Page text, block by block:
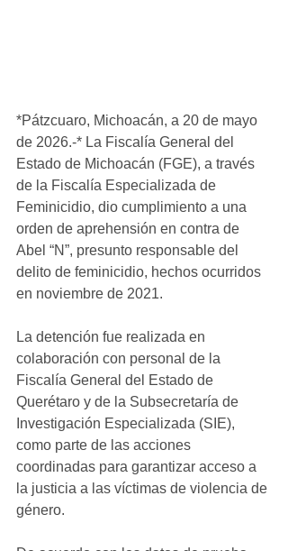
*Pátzcuaro, Michoacán, a 20 de mayo
de 2026.-* La Fiscalía General del
Estado de Michoacán (FGE), a través
de la Fiscalía Especializada de
Feminicidio, dio cumplimiento a una
orden de aprehensión en contra de
Abel “N”, presunto responsable del
delito de feminicidio, hechos ocurridos
en noviembre de 2021.
La detención fue realizada en
colaboración con personal de la
Fiscalía General del Estado de
Querétaro y de la Subsecretaría de
Investigación Especializada (SIE),
como parte de las acciones
coordinadas para garantizar acceso a
la justicia a las víctimas de violencia de
género.